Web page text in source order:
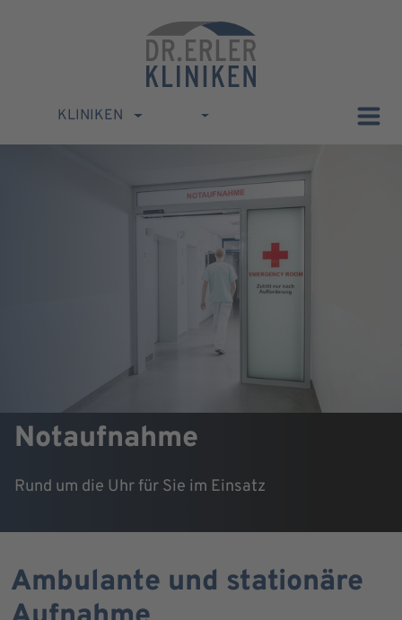
KLINIKEN
Notaufnahme
Rund um die Uhr für Sie im Einsatz
Ambulante und stationäre